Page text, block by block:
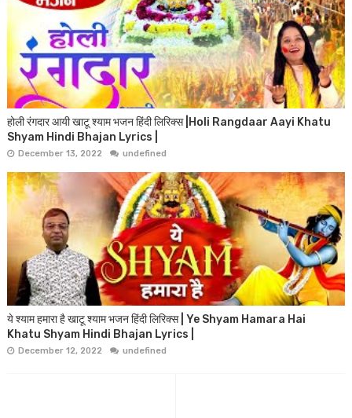
होली रंगदार आयी खाटू श्याम भजन हिंदी लिरिक्स |Holi Rangdaar Aayi Khatu
Shyam Hindi Bhajan Lyrics |
December 13, 2022 undefined
ये श्याम हमारा है खाटू श्याम भजन हिंदी लिरिक्स | Ye Shyam Hamara Hai
Khatu Shyam Hindi Bhajan Lyrics |
December 12, 2022 undefined